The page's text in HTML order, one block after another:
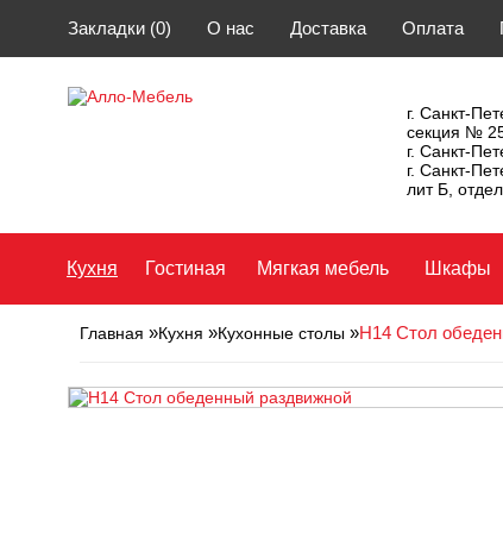
Закладки (0) О нас Доставка Оплата
г. Санкт-
секция №
г. Санкт-
г. Санкт-
лит Б,
Кухня Гостиная Мягкая мебель Шкафы
Главная »Кухня »Кухонные столы »Н14 Стол